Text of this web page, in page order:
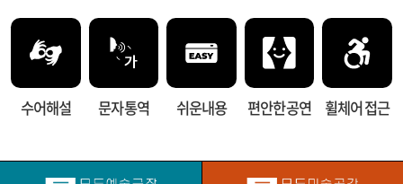
수어해설 문자 통역 쉬운내용 편안한 공연 휠체어 접근